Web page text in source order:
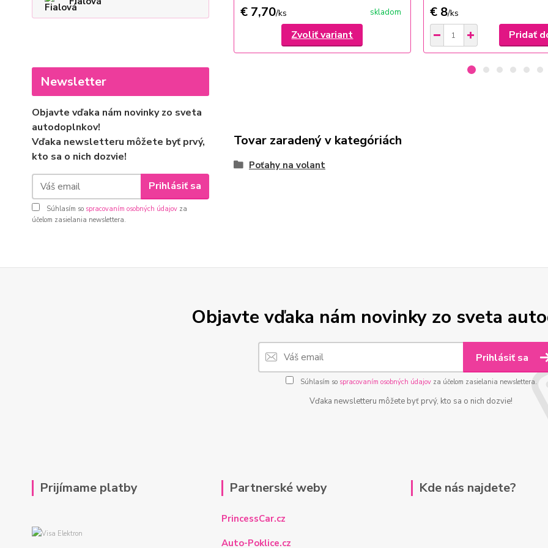
Newsletter
Objavte vďaka nám novinky zo sveta
autodoplnkov!
Vďaka newsletteru môžete byť prvý,
kto sa o nich dozvie!
Prihlásiť sa
Súhlasím so spracovaním osobných údajov za
účelom zasielania newslettera.
€ 7,70/ks skladom
Zvoliť variant
€ 8/ks
Pridať
Tovar zaradený v kategóriách
Poťahy na volant
Objavte vďaka nám novinky zo sveta
Prihlásiť sa
Súhlasím so spracovaním osobných údajovza účelom zasielania newslettera.
Vďaka newsletteru môžete byť prvý, kto sa o nich dozvie!
Prijímame platby Partnerské weby
PrincessCar.cz
Auto-Poklice.cz
Kde nás najdete?